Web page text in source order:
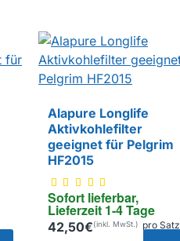
EIGENMARKE
Sofort lieferbar,
Lieferzeit 1-4 Tage
Alapure Longlife
Aktivkohlefilter
geeignet für Pelgrim
HF2015
42,50€ pro Satz